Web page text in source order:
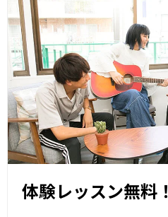
体験レッスン無料！